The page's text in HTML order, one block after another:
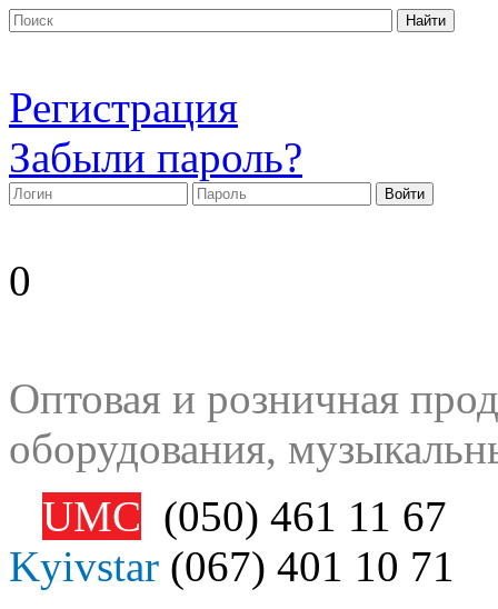
Регистрация
Забыли пароль?
0
Оптовая и розничная
оборудования,
UMC (050) 461 11 67
Kyivstar (067) 401 10 71